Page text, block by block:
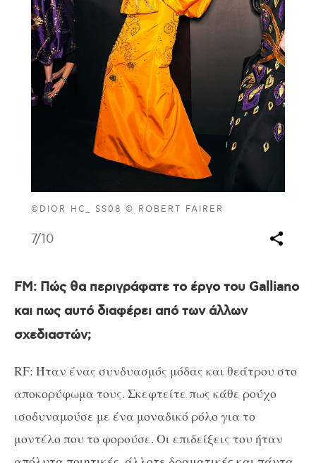
©DIOR HC_ SS08 © ROBERT FAIRER
7/10
FM: Πώς θα περιγράφατε το έργο του Galliano
και πως αυτό διαφέρει από των άλλων
σχεδιαστών;
RF: Ήταν ένας συνδυασμός μόδας και θεάτρου στο
αποκορύφωμα τους. Σκεφτείτε πως κάθε ρούχο
ισοδυναμούσε με ένα μοναδικό ρόλο για το
μοντέλο που το φορούσε. Οι επιδείξεις του ήταν